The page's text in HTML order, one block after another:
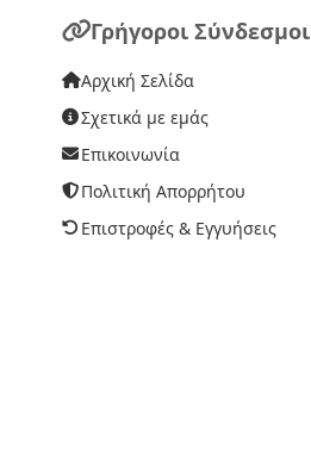
Γρήγοροι Σύνδεσμοι
Αρχική Σελίδα
Σχετικά με εμάς
Επικοινωνία
Πολιτική Απορρήτου
Επιστροφές & Εγγυήσεις